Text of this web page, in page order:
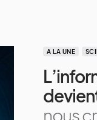
A LA UNE
nous